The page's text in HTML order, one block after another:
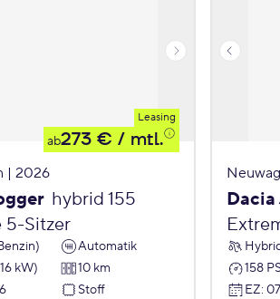
Leasing
ab273 € / mtl.
| 2026
hybrid 155
5-Sitzer
Automatik
kW)
10 km
Stoff
158
EZ: